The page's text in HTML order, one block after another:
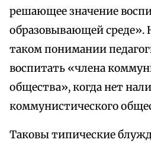
решающее значение
образовывающей среде».
таком понимании
воспитать «члена
общества», когда нет
коммунистического
Таковы типические